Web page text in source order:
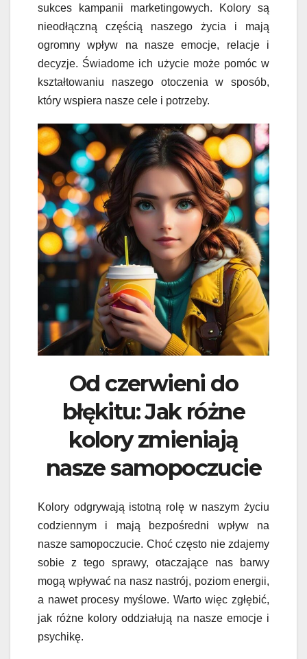
sukces kampanii marketingowych. Kolory są
nieodłączną częścią naszego życia i mają
ogromny wpływ na nasze emocje, relacje i
decyzje. Świadome ich użycie może pomóc w
kształtowaniu naszego otoczenia w sposób,
który wspiera nasze cele i potrzeby.
Od czerwieni do
błękitu: Jak różne
kolory zmieniają
nasze samopoczucie
Kolory odgrywają istotną rolę w naszym życiu
codziennym i mają bezpośredni wpływ na
nasze samopoczucie. Choć często nie zdajemy
sobie z tego sprawy, otaczające nas barwy
mogą wpływać na nasz nastrój, poziom energii,
a nawet procesy myślowe. Warto więc zgłębić,
jak różne kolory oddziałują na nasze emocje i
psychikę.